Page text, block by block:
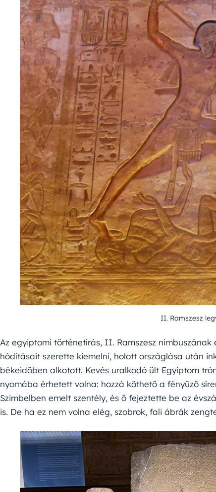
II. Ramszesz
Az egyiptomi történetírás, II. Ramszesz
hódításait szerette kiemelni, holott országlása után
békeidőben alkotott. Kevés uralkodó ült Egyiptom
nyomába érhetett volna: hozzá köthető a fényűző
Szimbelben emelt szentély, és ő fejeztette be az
is. De ha ez nem volna elég, szobrok, fali ábrák